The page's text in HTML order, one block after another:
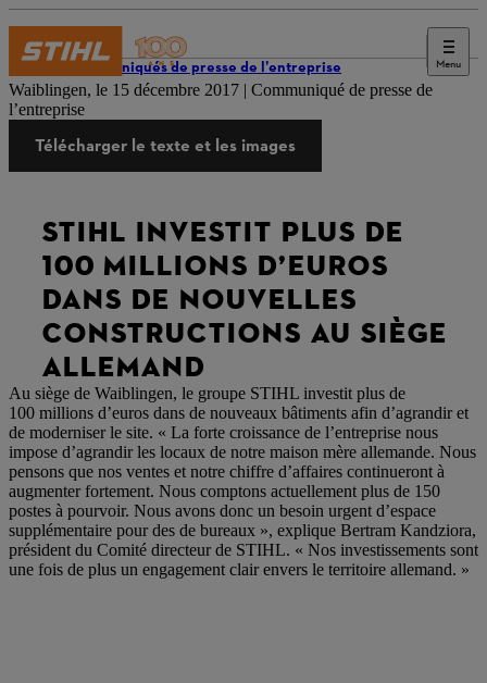
Menu
Communiqués de presse de l’entreprise
Waiblingen, le 15 décembre 2017 | Communiqué de presse de
l’entreprise
Télécharger le texte et les images
STIHL INVESTIT PLUS DE
100 MILLIONS D’EUROS
DANS DE NOUVELLES
CONSTRUCTIONS AU SIÈGE
ALLEMAND
Au siège de Waiblingen, le groupe STIHL investit plus de
100 millions d’euros dans de nouveaux bâtiments afin d’agrandir et
de moderniser le site. « La forte croissance de l’entreprise nous
impose d’agrandir les locaux de notre maison mère allemande. Nous
pensons que nos ventes et notre chiffre d’affaires continueront à
augmenter fortement. Nous comptons actuellement plus de 150
postes à pourvoir. Nous avons donc un besoin urgent d’espace
supplémentaire pour des de bureaux », explique Bertram Kandziora,
président du Comité directeur de STIHL. « Nos investissements sont
une fois de plus un engagement clair envers le territoire allemand. »